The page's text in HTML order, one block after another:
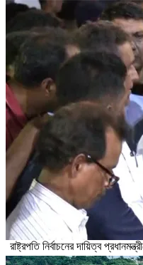
রাষ্ট্রপতি নির্বাচনের দায়িত্ব